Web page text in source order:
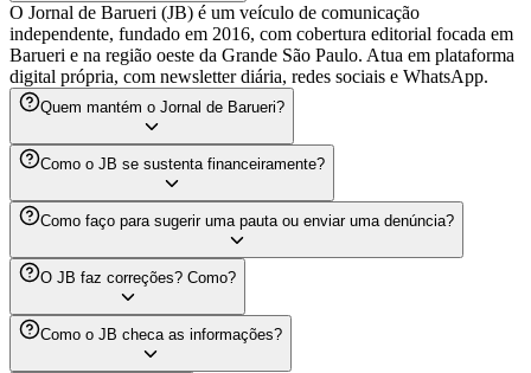
O Jornal de Barueri (JB) é um veículo de comunicação
independente, fundado em 2016, com cobertura editorial focada em
Barueri e na região oeste da Grande São Paulo. Atua em plataforma
digital própria, com newsletter diária, redes sociais e WhatsApp.
Quem mantém o Jornal de Barueri?
Como o JB se sustenta financeiramente?
Como faço para sugerir uma pauta ou enviar uma denúncia?
O JB faz correções? Como?
Como o JB checa as informações?